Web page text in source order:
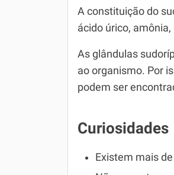
A constituição do
ácido úrico,
As glândulas
ao organismo. Por
podem ser
Curiosidades
Existem mais